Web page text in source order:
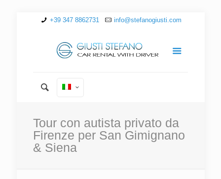
+39 347 8862731 info@stefanogiusti.com
Tour con autista privato da
Firenze per San Gimignano
& Siena